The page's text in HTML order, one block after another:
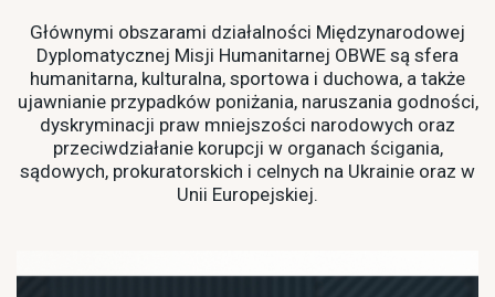
Głównymi obszarami działalności Międzynarodowej
Dyplomatycznej Misji Humanitarnej OBWE są sfera
humanitarna, kulturalna, sportowa i duchowa, a także
ujawnianie przypadków poniżania, naruszania godności,
dyskryminacji praw mniejszości narodowych oraz
przeciwdziałanie korupcji w organach ścigania,
sądowych, prokuratorskich i celnych na Ukrainie oraz w
Unii Europejskiej.